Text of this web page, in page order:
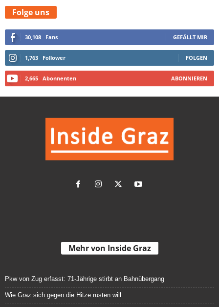
Folge uns
30,108 Fans GEFÄLLT MIR
1,763 Follower FOLGEN
2,665 Abonnenten ABONNIEREN
Mehr von Inside Graz
Pkw von Zug erfasst: 71-Jährige stirbt an Bahnübergang
Wie Graz sich gegen die Hitze rüsten will